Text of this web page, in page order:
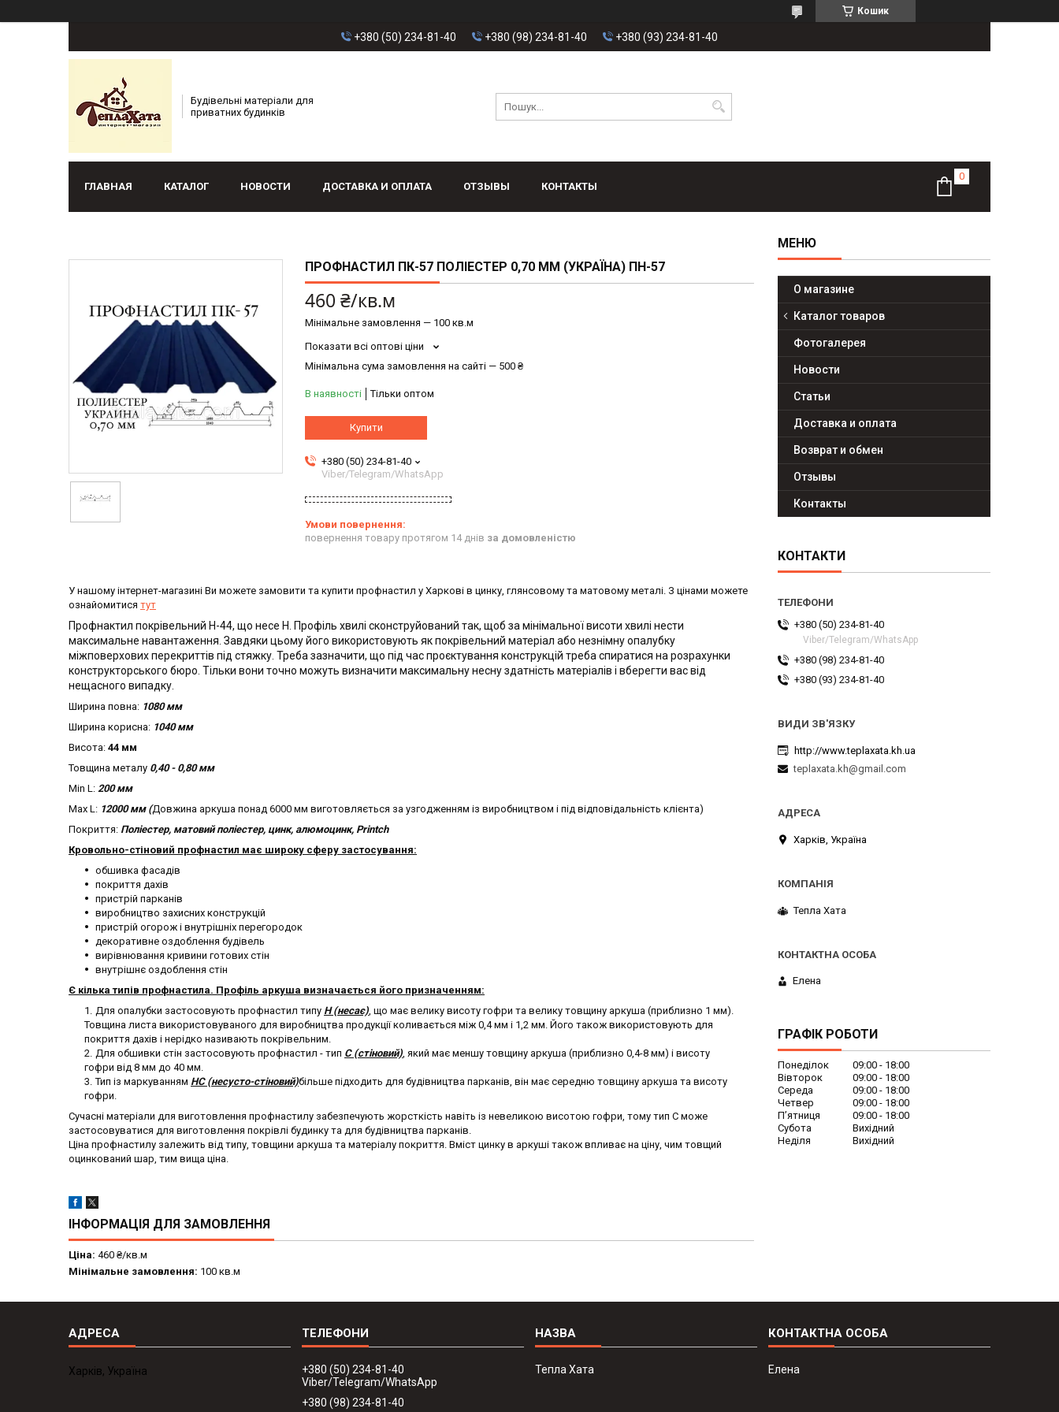
Кошик
+380 (50) 234-81-40 +380 (98) 234-81-40 +380 (93) 234-81-40
Будівельні матеріали для
приватних будинків
ГЛАВНАЯ КАТАЛОГ НОВОСТИ ДОСТАВКА И ОПЛАТА ОТЗЫВЫ КОНТАКТЫ
ПРОФНАСТИЛ ПК-57 ПОЛІЕСТЕР 0,70 ММ (УКРАЇНА) ПН-57
460 ₴/кв.м
Мінімальне замовлення — 100 кв.м
Показати всі оптові ціни
Мінімальна сума замовлення на сайті — 500 ₴
В наявності Тільки оптом
Купити
+380 (50) 234-81-40
Viber/Telegram/WhatsApp
повернення товару протягом 14 днів за домовленістю
У нашому інтернет-магазині Ви можете замовити та купити профнастил у Харкові в цинку, глянсовому та матовому металі. З цінами можете
ознайомитися тут
Профнактил покрівельний Н-44, що несе H. Профіль хвилі сконструйований так, щоб за мінімальної висоти хвилі нести
максимальне навантаження. Завдяки цьому його використовують як покрівельний матеріал або незнімну опалубку
міжповерхових перекриттів під стяжку. Треба зазначити, що під час проєктування конструкцій треба спиратися на розрахунки
конструкторського бюро. Тільки вони точно можуть визначити максимальну несну здатність матеріалів і вберегти вас від
нещасного випадку.
Ширина повна: 1080 мм
Ширина корисна: 1040 мм
Висота: 44 мм
Товщина металу 0,40 - 0,80 мм
Min L: 200 мм
Max L: 12000 мм (Довжина аркуша понад 6000 мм виготовляється за узгодженням із виробництвом і під відповідальність клієнта)
Покриття: Поліестер, матовий поліестер, цинк, алюмоцинк, Printch
Кровольно-стіновий профнастил має широку сферу застосування:
обшивка фасадів
покриття дахів
пристрій парканів
виробництво захисних конструкцій
пристрій огорож і внутрішніх перегородок
декоративне оздоблення будівель
вирівнювання кривини готових стін
внутрішнє оздоблення стін
Є кілька типів профнастила. Профіль аркуша визначається його призначенням:
Для опалубки застосовують профнастил типу Н (несає), що має велику висоту гофри та велику товщину аркуша (приблизно 1 мм).
Товщина листа використовуваного для виробництва продукції коливається між 0,4 мм і 1,2 мм. Його також використовують для
покриття дахів і нерідко називають покрівельним.
Для обшивки стін застосовують профнастил - тип С (стіновий), який має меншу товщину аркуша (приблизно 0,4-8 мм) і висоту
гофри від 8 мм до 40 мм.
Тип із маркуванням НС (несусто-стіновий)більше підходить для будівництва парканів, він має середню товщину аркуша та висоту
гофри.
Сучасні матеріали для виготовлення профнастилу забезпечують жорсткість навіть із невеликою висотою гофри, тому тип С може
застосовуватися для виготовлення покрівлі будинку та для будівництва парканів.
Ціна профнастилу залежить від типу, товщини аркуша та матеріалу покриття. Вміст цинку в аркуші також впливає на ціну, чим товщий
оцинкований шар, тим вища ціна.
ІНФОРМАЦІЯ ДЛЯ ЗАМОВЛЕННЯ
Ціна: 460 ₴/кв.м
Мінімальне замовлення: 100 кв.м
О магазине
Каталог товаров
Фотогалерея
Новости
Статьи
Доставка и оплата
Возврат и обмен
Отзывы
Контакты
КОНТАКТИ
+380 (50) 234-81-40
Viber/Telegram/WhatsApp
+380 (98) 234-81-40
+380 (93) 234-81-40
http://www.teplaxata.kh.ua
teplaxata.kh@gmail.com
Харків, Україна
Тепла Хата
Елена
ГРАФІК РОБОТИ
Понеділок 09:00
18:00
Вівторок
09:00
18:00
Середа
09:00
18:00
Четвер
09:00
18:00
Пʼятниця
09:00
18:00
Субота
Вихідний
Неділя
Вихідний
Харків, Україна
+380 (50) 234-81-40
Viber/Telegram/WhatsApp
+380 (98) 234-81-40
Тепла Хата Елена